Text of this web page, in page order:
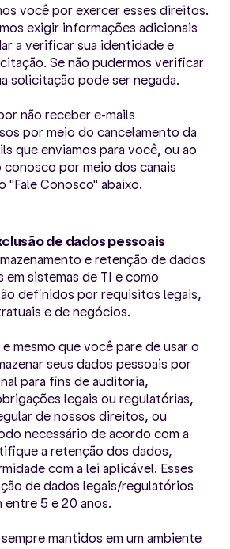
você por exercer esses direitos.
exigir informações adicionais
a verificar sua identidade e
Se não pudermos verificar
solicitação pode ser negada.
não receber e-mails
por meio do cancelamento da
que enviamos para você, ou ao
por meio dos canais
"Fale Conosco" abaixo.
de dados pessoais
e retenção de dados
em sistemas de TI e como
definidos por requisitos legais,
e de negócios.
mesmo que você pare de usar o
seus dados pessoais por
para fins de auditoria,
legais ou regulatórias,
de nossos direitos, ou
necessário de acordo com a
a retenção dos dados,
com a lei aplicável. Esses
de dados legais/regulatórios
entre 5 e 20 anos.
mantidos em um ambiente